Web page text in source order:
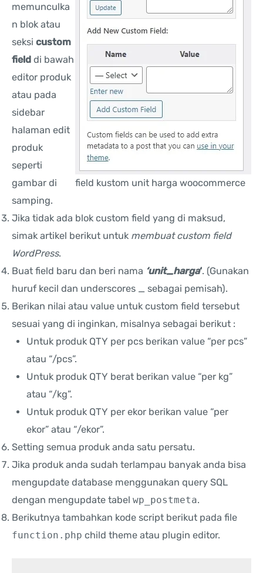
field kustom unit harga woocommerce
memunculka
n blok atau
seksi custom
field di bawah
editor produk
atau pada
sidebar
halaman edit
produk
seperti
gambar di
samping.
Jika tidak ada blok custom field yang di maksud,
simak artikel berikut untuk membuat custom field
WordPress.
Buat field baru dan beri nama ‘unit_harga‘. (Gunakan
huruf kecil dan underscores _ sebagai pemisah).
Berikan nilai atau value untuk custom field tersebut
sesuai yang di inginkan, misalnya sebagai berikut :
Untuk produk QTY per pcs berikan value “per pcs”
atau “/pcs”.
Untuk produk QTY berat berikan value “per kg”
atau “/kg”.
Untuk produk QTY per ekor berikan value “per
ekor” atau “/ekor”.
Setting semua produk anda satu persatu.
Jika produk anda sudah terlampau banyak anda bisa
mengupdate database menggunakan query SQL
dengan mengupdate tabel wp_postmeta.
Berikutnya tambahkan kode script berikut pada file
function.php child theme atau plugin editor.